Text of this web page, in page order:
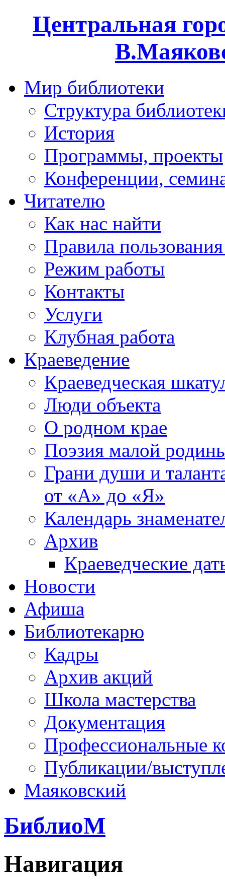
Центральная
Мир библиотеки
Структура
История
Программы, проекты
Конференции,
Читателю
Как нас найти
Правила
Режим работы
Контакты
Услуги
Клубная работа
Краеведение
Краеведческая
Люди объекта
О родном крае
Поэзия малой
Грани души и
от «А» до «Я»
Календарь
Архив
Краеведческие
Новости
Афиша
Библиотекарю
Кадры
Архив акций
Школа мастерства
Документация
Профессиональные
Публикации/
Маяковский
БиблиоМ
Навигация